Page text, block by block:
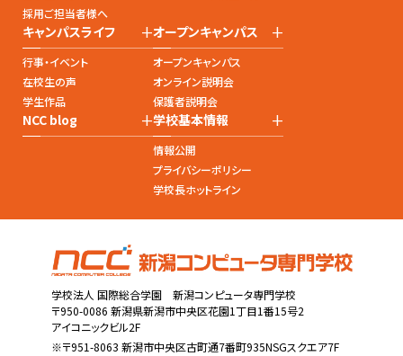
採用ご担当者様へ
キャンパスライフ +
行事・イベント
在校生の声
学生作品
オープンキャンパス +
オープンキャンパス
オンライン説明会
保護者説明会
NCC blog +学校基本情報 +
情報公開
プライバシーポリシー
学校長ホットライン
学校法人 国際総合学園 新潟コンピュータ専門学校
〒950-0086 新潟県新潟市中央区花園1丁目1番15号2
アイコニックビル2F
※〒951-8063 新潟市中央区古町通7番町935NSGスクエア7F